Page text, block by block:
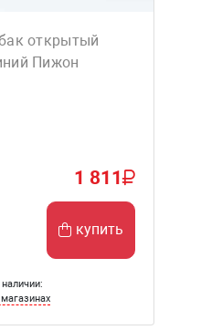
открытый
Пижон
1 811
купить
наличии: